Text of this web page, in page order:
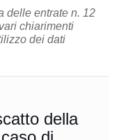
delle entrate n. 12
chiarimenti
dei dati
della